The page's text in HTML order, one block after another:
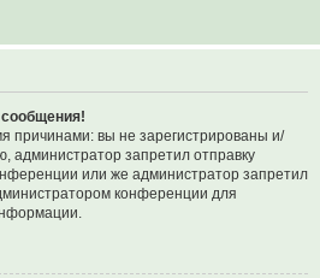
причинами: вы не зарегистрированы и/
администратор запретил отправку
или же администратор запретил
конференции для